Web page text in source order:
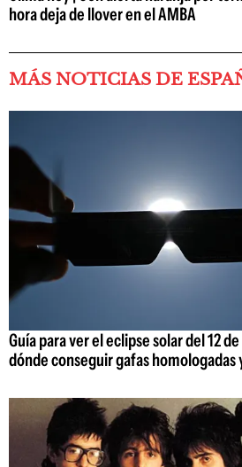
hora deja de llover en el AMBA
MÁS NOTICIAS DE
Guía para ver el eclipse solar del 12
dónde conseguir gafas homologadas